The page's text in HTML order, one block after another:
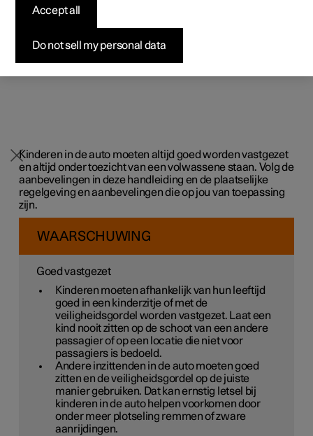
professionelen
Bekijk onze stockwagens
Configureer
professionelen
Bekijk onze stockwagens
Configureer
professionelen
Polestar 4 SUV
Kom hem ontdekken
Testrit aanvragen
Aanbiedingen voor
professionelen
Pre-owned Polestar 1
Pre-owned Polestar 2
Pre-owned Polestar 3
Fleet & Business
Aankoopproces
Financieringsopties
Over Polestar
Duurzaamheid
Nieuws
Kinderen in de auto moeten altijd goed worden vastgezet
en altijd onder toezicht van een volwassene staan. Volg de
aanbevelingen in deze handleiding en de plaatselijke
regelgeving en aanbevelingen die op jou van toepassing
zijn.
WAARSCHUWING
Goed vastgezet
Kinderen moeten afhankelijk van hun leeftijd
goed in een kinderzitje of met de
veiligheidsgordel worden vastgezet. Laat een
kind nooit zitten op de schoot van een andere
passagier of op een locatie die niet voor
passagiers is bedoeld.
Andere inzittenden in de auto moeten goed
zitten en de veiligheidsgordel op de juiste
manier gebruiken. Dat kan ernstig letsel bij
kinderen in de auto helpen voorkomen door
onder meer plotseling remmen of zware
aanrijdingen.
Do not sell my personal data
Accept all